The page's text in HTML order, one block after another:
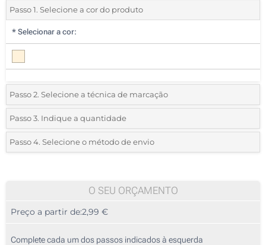
Passo 1. Selecione a cor do produto
* Selecionar a cor:
Passo 2. Selecione a técnica de marcação
*Selecione o tipo de marcação e as cores do logotipo:
1 Cor (Num lado)
Passo 3. Indique a quantidade
*Quantidade mínima:10
20
50
Passo 4. Selecione o método de envio
O SEU ORÇAMENTO
Preço a partir de:2,99 €
Complete cada um dos passos indicados à esquerda